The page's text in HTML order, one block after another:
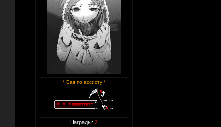
* Бан по ассисту *
Награды: 2